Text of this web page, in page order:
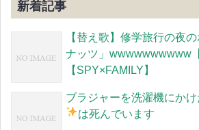
新着記事
【替え歌】修学旅行の夜
ナッツ」wwwwwwwwww
【SPY×FAMILY】
ブラジャーを洗濯機にか
は死んでいます